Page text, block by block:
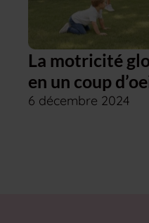
La motricité
en un coup
6 décembre 2024